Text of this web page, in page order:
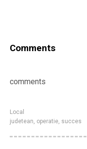
Comments
comments
Local
judetean, operatie, succes